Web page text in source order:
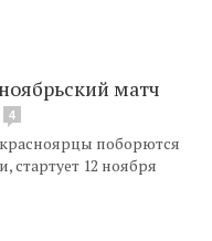
матч
4
поборются
12 ноября